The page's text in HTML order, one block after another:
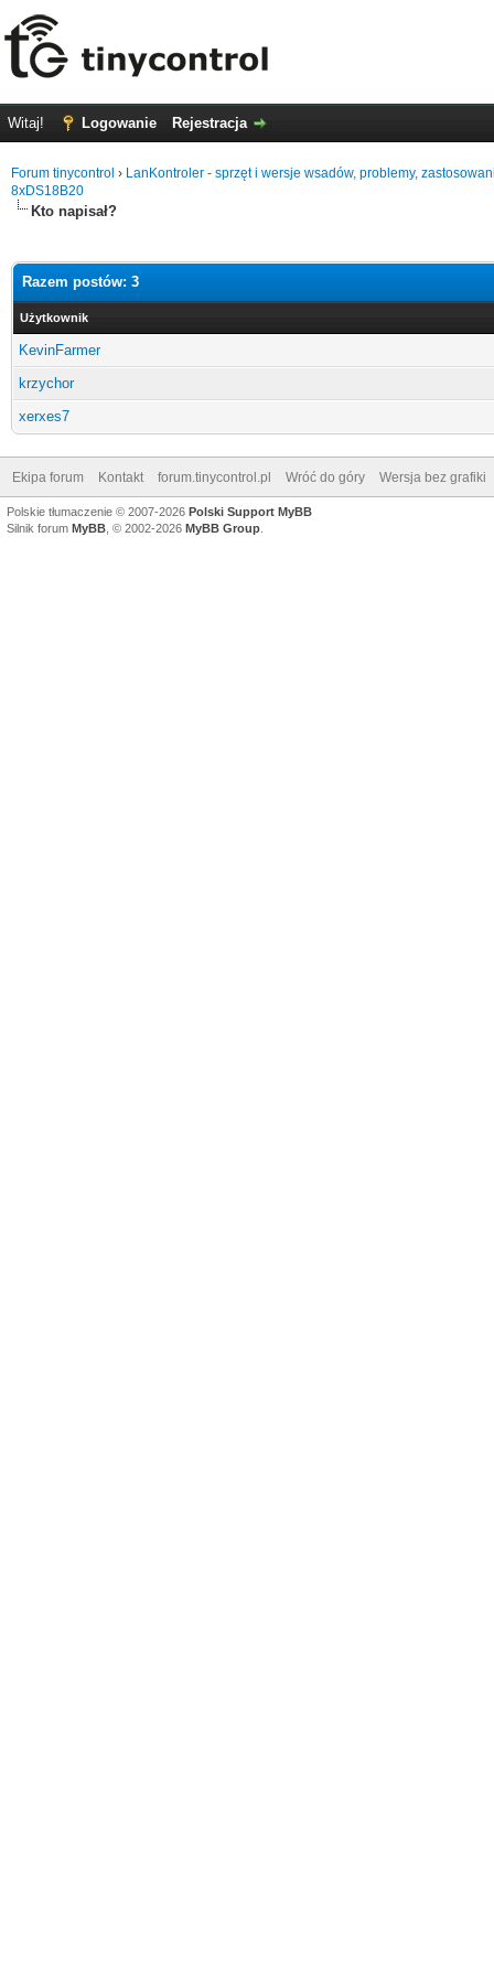
Witaj! Logowanie Rejestracja
Forum tinycontrol › LanKontroler - sprzęt i wersje wsadów, problemy,
8xDS18B20
Kto napisał?
Razem postów: 3
Użytkownik
KevinFarmer
krzychor
xerxes7
Ekipa forum Kontakt forum.tinycontrol.pl Wróć do góry Wersja bez grafiki
Polskie tłumaczenie © 2007-2026 Polski Support MyBB
Silnik forum MyBB , © 2002-2026 MyBB Group